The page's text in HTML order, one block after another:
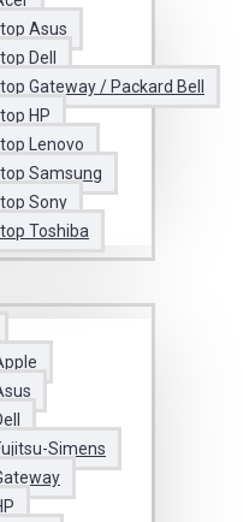
Asus
Dell
Gateway / Packard Bell
HP
Lenovo
Samsung
Sony
Toshiba
Simens